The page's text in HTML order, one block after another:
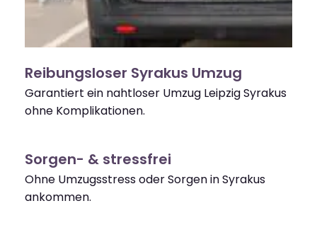
Reibungsloser Syrakus Umzug
Garantiert ein nahtloser Umzug Leipzig Syrakus
ohne Komplikationen.
Sorgen- & stressfrei
Ohne Umzugsstress oder Sorgen in Syrakus
ankommen.